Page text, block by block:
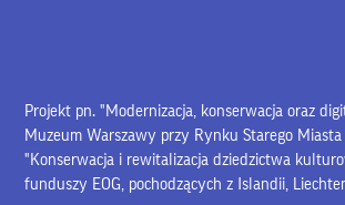
Projekt pn. "Modernizacja, konserwacja oraz
Muzeum Warszawy przy Rynku Starego
"Konserwacja i rewitalizacja dziedzictwa
funduszy EOG, pochodzących z Islandii,